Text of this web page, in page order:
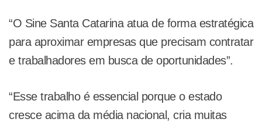
“O Sine Santa Catarina atua de forma estratégica
para aproximar empresas que precisam contratar
e trabalhadores em busca de oportunidades”.
“Esse trabalho é essencial porque o estado
cresce acima da média nacional, cria muitas